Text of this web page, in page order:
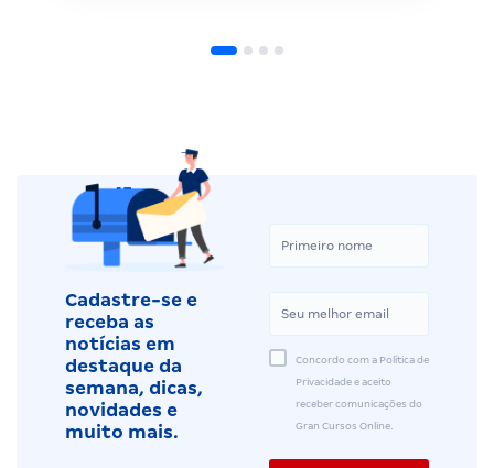
Cadastre-se e
receba as
notícias em
destaque da
semana, dicas,
novidades e
muito mais.
Concordo com a Política de
Privacidade e aceito
receber comunicações do
Gran Cursos Online.